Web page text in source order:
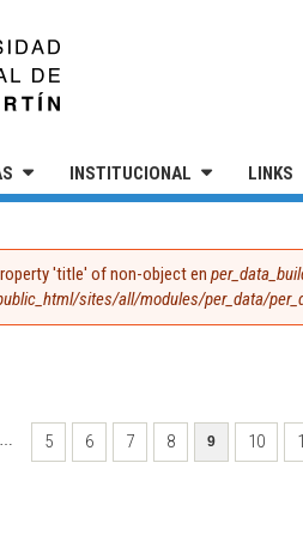
INSTITUCIONAL LINKS
'title' of non-object en
sites/all/modules/per_data/
5 6 7 8 9 10